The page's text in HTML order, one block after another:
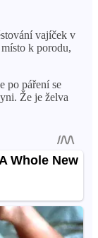
vajíček v
k porodu,
po páření se
Že je želva